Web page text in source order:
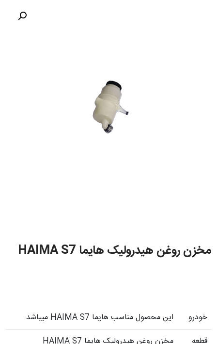
مخزن روغن هیدرولیک هایما HAIMA S7
خودرو
این محصول مناسب هایما HAIMA S7 میباشد
قطعه
مخزن روغن هیدرولیک هایما HAIMA S7